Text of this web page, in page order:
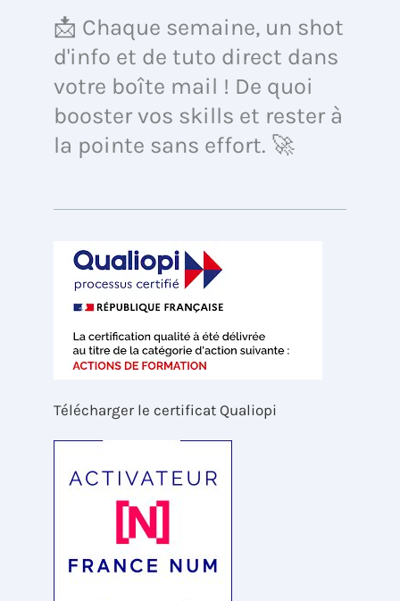
📩 Chaque semaine, un shot
d'info et de tuto direct dans
votre boîte mail ! De quoi
booster vos skills et rester à
la pointe sans effort. 🚀
Télécharger le certificat Qualiopi